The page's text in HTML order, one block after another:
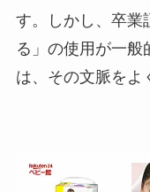
す。しかし、卒業
る」の使用が一般
は、その文脈をよ